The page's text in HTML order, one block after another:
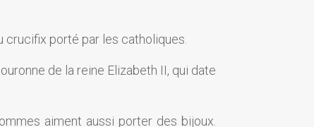
crucifix porté par les catholiques.
de la reine Elizabeth II, qui date
aiment aussi porter des bijoux.